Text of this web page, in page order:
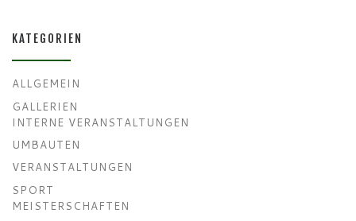
KATEGORIEN
ALLGEMEIN
GALLERIEN
INTERNE VERANSTALTUNGEN
UMBAUTEN
VERANSTALTUNGEN
SPORT
MEISTERSCHAFTEN